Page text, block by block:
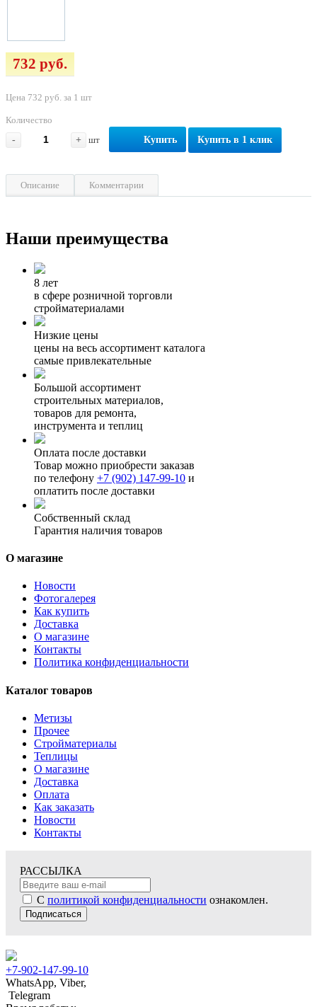
732 руб.
Цена 732 руб. за 1 шт
Количество
-
+ шт Купить Купить в 1 клик
Описание Комментарии
Наши преимущества
8 лет
в сфере розничной торговли
стройматериалами
Низкие цены
цены на весь ассортимент каталога
самые привлекательные
Большой ассортимент
строительных материалов,
товаров для ремонта,
инструмента и теплиц
Оплата после доставки
Товар можно приобрести заказав
по телефону +7 (902) 147-99-10 и
оплатить после доставки
Собственный склад
Гарантия наличия товаров
О магазине
Новости
Фотогалерея
Как купить
Доставка
О магазине
Контакты
Политика конфиденциальности
Каталог товаров
Метизы
Прочее
Стройматериалы
Теплицы
О магазине
Доставка
Оплата
Как заказать
Новости
Контакты
РАССЫЛКА
С политикой конфиденциальности ознакомлен.
Подписаться
+7-902-147-99-10
WhatsApp, Viber,
Telegram